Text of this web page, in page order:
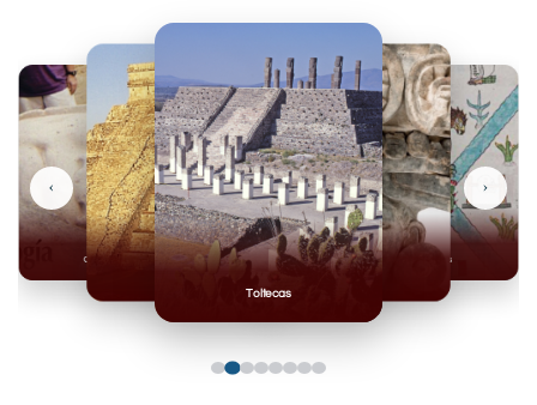
Toltecas
Mexicas
Olmecas
‹ ›